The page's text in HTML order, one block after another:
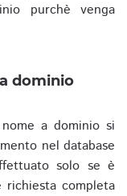
purchè venga
dominio
a dominio si
nel database
solo se è
richiesta completa